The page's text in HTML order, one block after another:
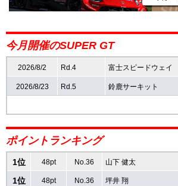
速報
レース開催スケジュール
ポイント ランキング
SUPERGTINSIGHT
今月開催のSUPER GT
2026/8/2 Rd.4 富士スピードウェイ
2026/8/23 Rd.5 鈴鹿サーキット
ポイントランキング
1位 48pt No.36 山下 健太
1位 48pt No.36 坪井 翔